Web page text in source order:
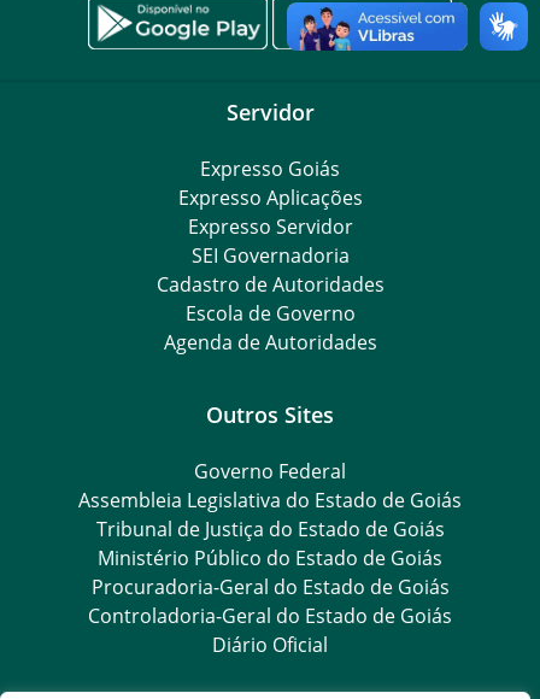
Servidor
Expresso Goiás
Expresso Aplicações
Expresso Servidor
SEI Governadoria
Cadastro de Autoridades
Escola de Governo
Agenda de Autoridades
Outros Sites
Governo Federal
Assembleia Legislativa do Estado de Goiás
Tribunal de Justiça do Estado de Goiás
Ministério Público do Estado de Goiás
Procuradoria-Geral do Estado de Goiás
Controladoria-Geral do Estado de Goiás
Diário Oficial